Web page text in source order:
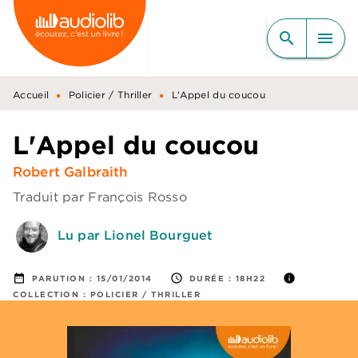
MENU RECHERCHE
CONTENU
PIED DE PAGE
search menu
Accueil • Policier / Thriller • L'Appel du coucou
L'Appel du coucou
Robert Galbraith
Traduit par François Rosso
Lu par Lionel Bourguet
date_range PARUTION : 15/01/2014 access_time DURÉE : 18H22 info
COLLECTION : POLICIER / THRILLER